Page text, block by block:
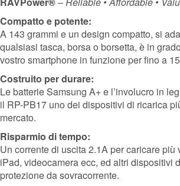
Compatto e potente:
A 143 grammi e un design compatto, si
qualsiasi tasca, borsa o borsetta, è in
vostro smartphone in funzione per fino a
Costruito per durare:
Le batterie Samsung A+ e l’involucro in
il RP-PB17 uno dei dispositivi di ricarica
mercato.
Risparmio di tempo:
Un corrente di uscita 2.1A per caricare più
iPad, videocamera ecc, ed altri dispositivi
protezione da sovracorrente.